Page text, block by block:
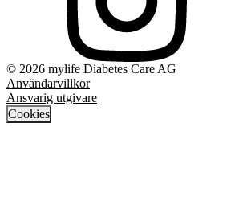
© 2026 mylife Diabetes Care AG
Användarvillkor
Ansvarig utgivare
Cookies